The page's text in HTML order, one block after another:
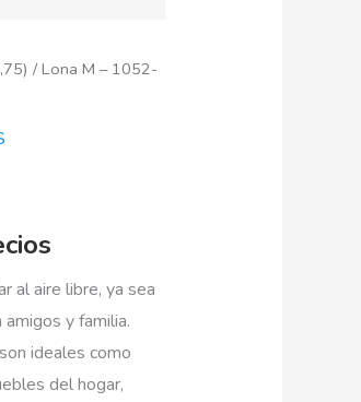
/ Lona M – 1052-
al aire libre, ya sea
y familia.
ideales como
del hogar,